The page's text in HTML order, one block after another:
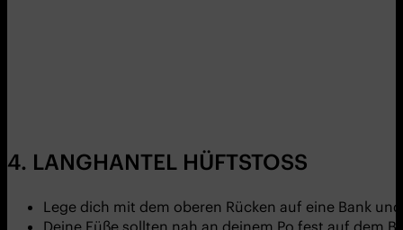
4. LANGHANTEL HÜFTSTOSS
Lege dich mit dem oberen Rücken auf eine Bank
Deine Füße sollten nah an deinem Po fest auf dem